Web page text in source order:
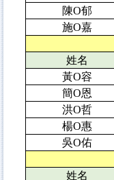
陳O郁
施O嘉
姓名
黃O容
簡O恩
洪O哲
楊O惠
吳O佑
姓名